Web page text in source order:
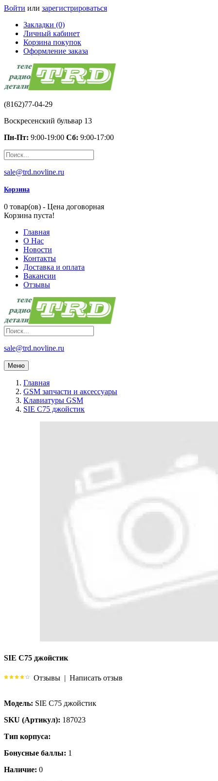
Войти или зарегистрироваться
Закладки (0)
Личный кабинет
Корзина покупок
Оформление заказа
(8162)77-04-29
Воскресенский бульвар 13
Пн-Пт: 9:00-19:00 Сб: 9:00-17:00
sale@trd.novline.ru
Корзина
0 товар(ов) - Цена договорная
Корзина пуста!
Главная
О Нас
Новости
Контакты
Доставка и оплата
Вакансии
Отзывы
sale@trd.novline.ru
Меню
Главная
GSM запчасти и аксессуары
Клавиатуры GSM
SIE C75 джойстик
SIE C75 джойстик
Отзывы | Написать отзыв
Модель: SIE C75 джойстик
SKU (Артикул): 187023
Тип корпуса:
Бонусные баллы: 1
Наличие: 0